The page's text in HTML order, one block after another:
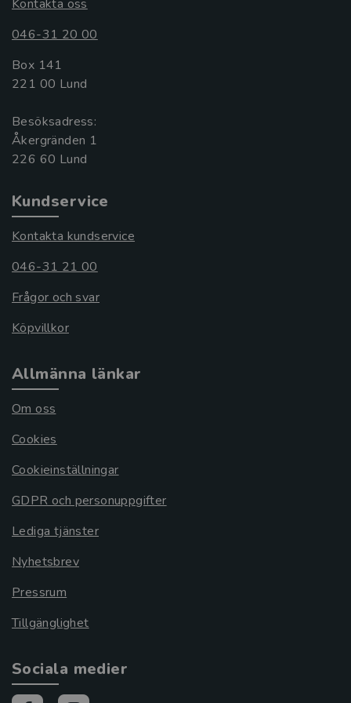
Kontakta oss
046-31 20 00
Box 141
221 00 Lund
Besöksadress:
Åkergränden 1
Kundservice
Kontakta kundservice
046-31 21 00
Frågor och svar
Köpvillkor
Allmänna länkar
Om oss
Cookies
Cookieinställningar
GDPR och personuppgifter
Lediga tjänster
Nyhetsbrev
Pressrum
Tillgänglighet
Sociala medier